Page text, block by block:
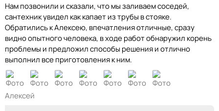
Нам позвонили и сказали, что мы заливаем соседей,
сантехник увидел как капает из трубы в стояке.
Обратились к Алексею, впечатления отличные, сразу
видно опытного человека, в ходе работ обнаружил корень
проблемы и предложил способы решения и отлично
выполнил все приготовления к ним.
Алексей